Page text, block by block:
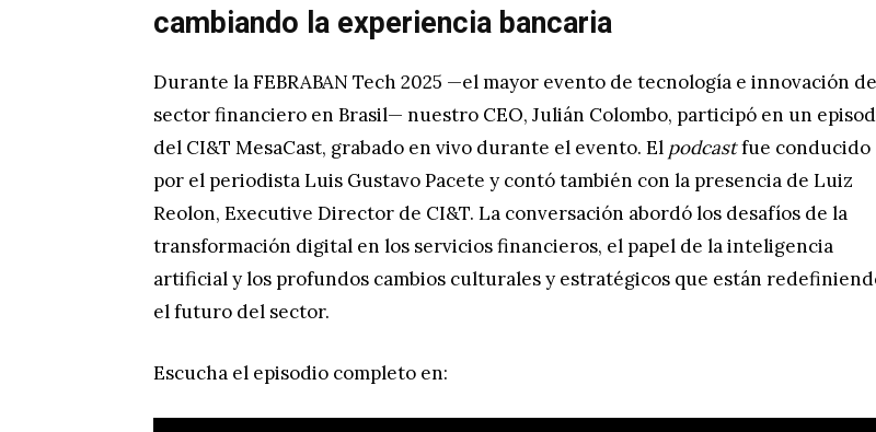
cambiando la experiencia bancaria
Durante la FEBRABAN Tech 2025 —el mayor evento de tecnología e innovación
sector financiero en Brasil— nuestro CEO, Julián Colombo, participó en un
del CI&T MesaCast, grabado en vivo durante el evento. El podcastfue conducido
por el periodista Luis Gustavo Pacete y contó también con la presencia de Luiz
Reolon, Executive Director de CI&T. La conversación abordó los desafíos de la
transformación digital en los servicios financieros, el papel de la inteligencia
artificial y los profundos cambios culturales y estratégicos que están
el futuro del sector.
Escucha el episodio completo en: